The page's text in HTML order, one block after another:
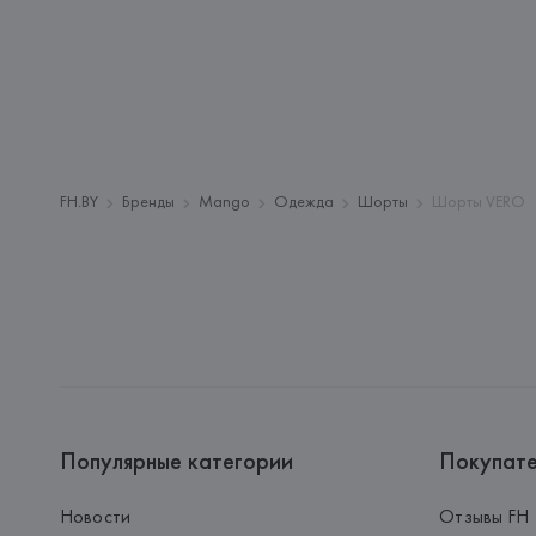
FH.BY Бренды Mango Одежда Шорты Шорты VERO
Популярные категории
Новости
Отзывы FH